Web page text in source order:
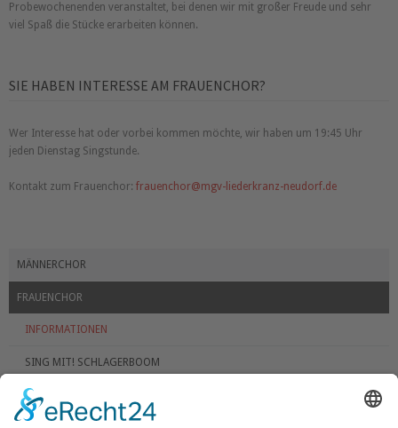
Probewochenenden veranstaltet, bei denen wir mit großer Freude und sehr
viel Spaß die Stücke erarbeiten können.
SIE HABEN INTERESSE AM FRAUENCHOR?
Wer Interesse hat oder vorbei kommen möchte, wir haben um 19:45 Uhr
jeden Dienstag Singstunde.
Kontakt zum Frauenchor: frauenchor@mgv-liederkranz-neudorf.de
MÄNNERCHOR
FRAUENCHOR
INFORMATIONEN
SING MIT! SCHLAGERBOOM
GESCHICHTE